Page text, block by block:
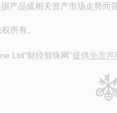
产品或相关资产市场走势而
权所有。
Ltd“财经智珠网”提供免责声